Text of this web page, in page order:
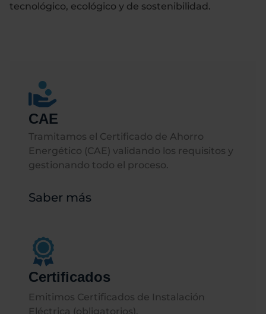
tecnológico, ecológico y de sostenibilidad.
CAE
Tramitamos el Certificado de Ahorro
Energético (CAE) validando los requisitos y
gestionando todo el proceso.
Saber más
Certificados
Emitimos Certificados de Instalación
Eléctrica (obligatorios).